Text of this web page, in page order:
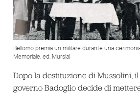
Bellomo premia un militare durante una cerimonia
Memoriale, ed. Mursia)
Dopo la destituzione di Mussolini,
governo Badoglio decide di